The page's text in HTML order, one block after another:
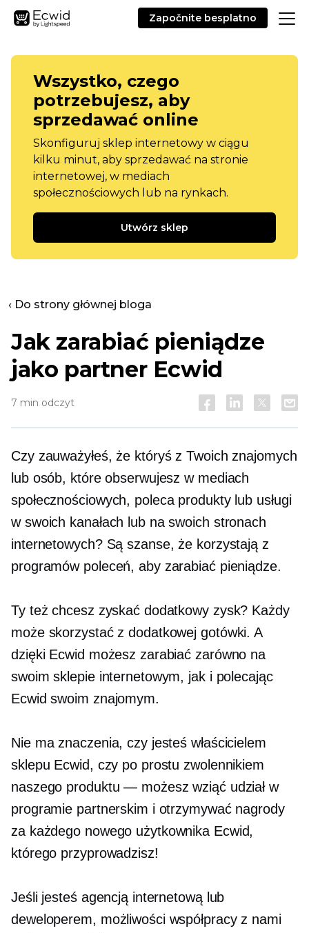
Započnite besplatno
Wszystko, czego
potrzebujesz, aby
sprzedawać online
Skonfiguruj sklep internetowy w ciągu
kilku minut, aby sprzedawać na stronie
internetowej, w mediach
społecznościowych lub na rynkach.
Utwórz sklep
‹ Do strony głównej bloga
Jak zarabiać pieniądze
jako partner Ecwid
7 min odczyt
Czy zauważyłeś, że któryś z Twoich znajomych
lub osób, które obserwujesz w mediach
społecznościowych, poleca produkty lub usługi
w swoich kanałach lub na swoich stronach
internetowych? Są szanse, że korzystają z
programów poleceń, aby zarabiać pieniądze.
Ty też chcesz zyskać dodatkowy zysk? Każdy
może skorzystać z dodatkowej gotówki. A
dzięki Ecwid możesz zarabiać zarówno na
swoim sklepie internetowym, jak i polecając
Ecwid swoim znajomym.
Nie ma znaczenia, czy jesteś właścicielem
sklepu Ecwid, czy po prostu zwolennikiem
naszego produktu — możesz wziąć udział w
programie partnerskim i otrzymywać nagrody
za każdego nowego użytkownika Ecwid,
którego przyprowadzisz!
Jeśli jesteś agencją internetową lub
deweloperem, możliwości współpracy z nami